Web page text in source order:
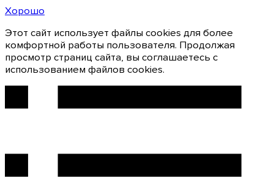
Хорошо
Этот сайт использует файлы cookies для более
комфортной работы пользователя. Продолжая
просмотр страниц сайта, вы соглашаетесь с
использованием файлов cookies.